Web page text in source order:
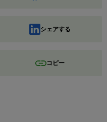
シェアする
コピー